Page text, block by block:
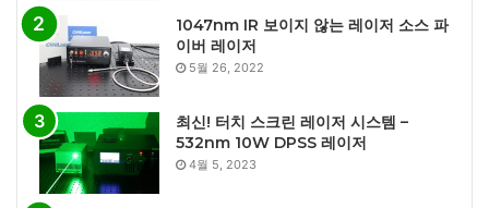
1047nm IR 보이지 않는 레이저 소스 파
이버 레이저
5월 26, 2022
최신! 터치 스크린 레이저 시스템 –
532nm 10W DPSS 레이저
4월 5, 2023